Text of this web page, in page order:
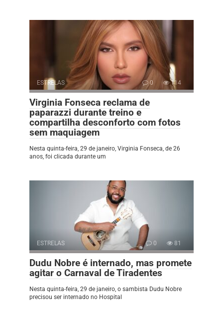
ESTRELAS 0 114
Virginia Fonseca reclama de
paparazzi durante treino e
compartilha desconforto com fotos
sem maquiagem
Nesta quinta-feira, 29 de janeiro, Virginia Fonseca, de 26
anos, foi clicada durante um
ESTRELAS 0 81
Dudu Nobre é internado, mas promete
agitar o Carnaval de Tiradentes
Nesta quinta-feira, 29 de janeiro, o sambista Dudu Nobre
precisou ser internado no Hospital